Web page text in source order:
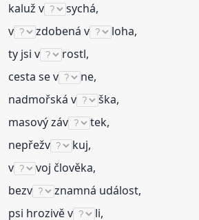
kaluž v
sychá,
v
zdobená v
loha,
ty jsi v
rostl,
cesta se v
ne,
nadmořská v
ška,
masový záv
tek,
nepřežv
kuj,
v
voj člověka,
bezv
znamná událost,
psi hrozivě v
li,